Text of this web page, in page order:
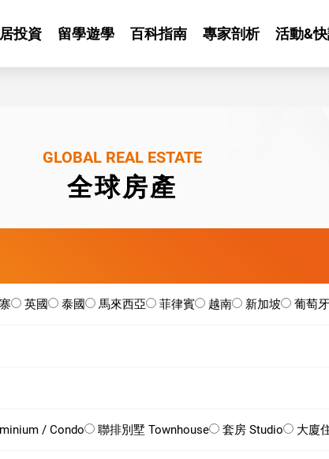
投資 留學遊學 百科指南 專家剖析 活動&
GLOBAL REAL ESTATE
全球房產
英國 泰國 馬來西亞 菲律賓 越南 新加坡 葡萄牙
/ Condo 聯排別墅 Townhouse 套房 Studio 大廈